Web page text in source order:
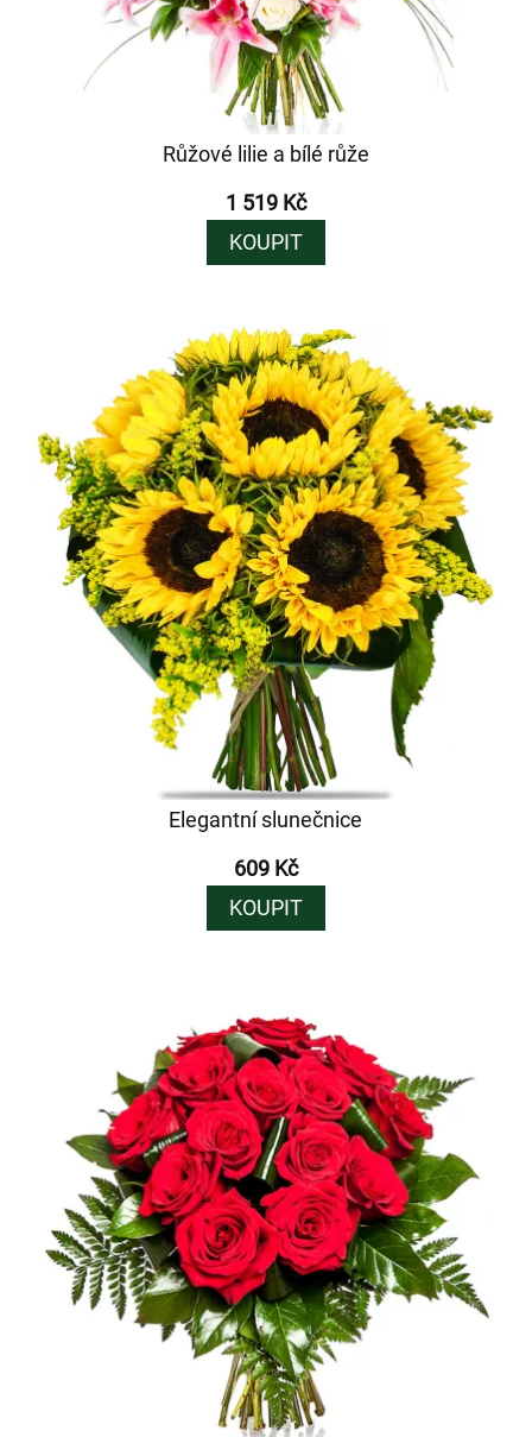
Růžové lilie a bílé růže
1 519 Kč
KOUPIT
Elegantní slunečnice
609 Kč
KOUPIT